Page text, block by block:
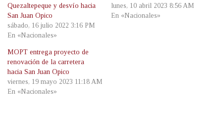
Quezaltepeque y desvío hacia
San Juan Opico
sábado, 16 julio 2022 3:16 PM
En «Nacionales»
lunes, 10 abril 2023 8:56 AM
En «Nacionales»
MOPT entrega proyecto de
renovación de la carretera
hacia San Juan Opico
viernes, 19 mayo 2023 11:18 AM
En «Nacionales»